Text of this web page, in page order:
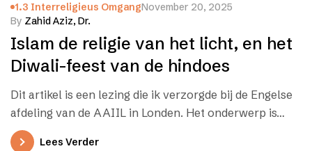
1.3 Interreligieus OmgangNovember 20, 2025
By Zahid Aziz, Dr.
Islam de religie van het licht, en het
Diwali-feest van de hindoes
Dit artikel is een lezing die ik verzorgde bij de Engelse
afdeling van de AAIIL in Londen. Het onderwerp is…
Lees Verder